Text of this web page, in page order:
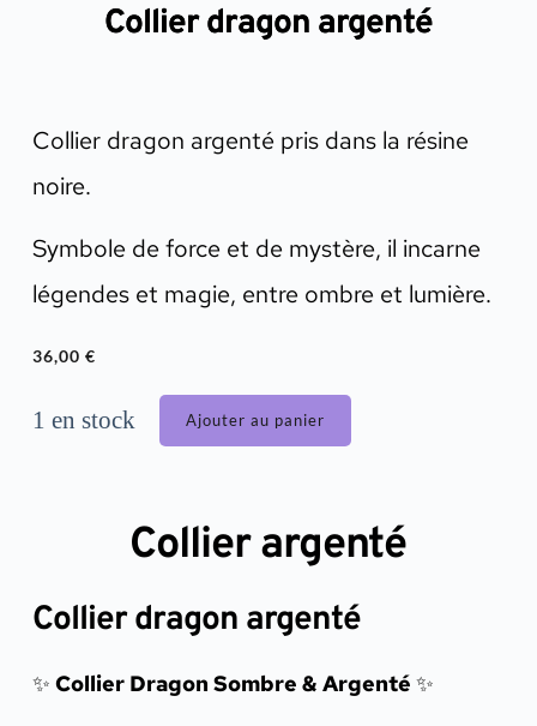
Collier dragon argenté
Collier dragon argenté pris dans la résine
noire.
Symbole de force et de mystère, il incarne
légendes et magie, entre ombre et lumière.
36,00 €
1 en stock Ajouter au panier
Collier argenté
Collier dragon argenté
✨ Collier Dragon Sombre & Argenté ✨